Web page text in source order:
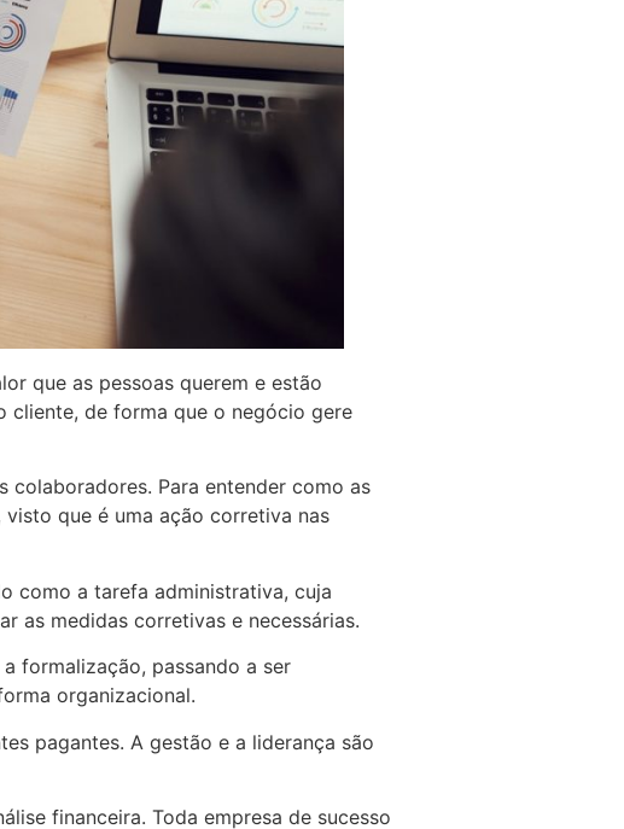
que as pessoas querem e estão
cliente, de forma que o negócio gere
colaboradores. Para entender como as
que é uma ação corretiva nas
como a tarefa administrativa, cuja
as medidas corretivas e necessárias.
formalização, passando a ser
organizacional.
pagantes. A gestão e a liderança são
financeira. Toda empresa de sucesso